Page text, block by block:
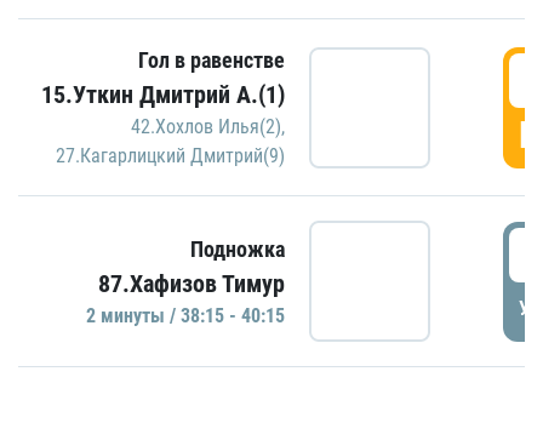
Гол в равенстве
15.Уткин Дмитрий А.(1)
42.Хохлов Илья(2),
27.Кагарлицкий Дмитрий(9)
Подножка
87.Хафизов Тимур
2 минуты / 38:15 - 40:15